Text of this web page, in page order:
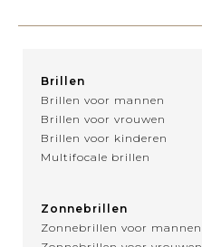
Brillen
Brillen voor mannen
Brillen voor vrouwen
Brillen voor kinderen
Multifocale brillen
Zonnebrillen
Zonnebrillen voor mannen